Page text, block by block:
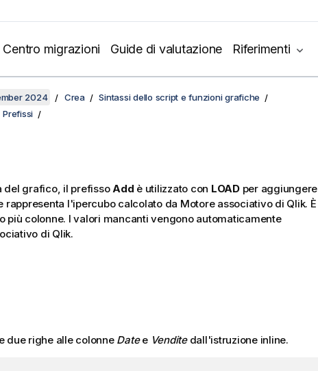
Centro migrazioni Guide di valutazione Riferimenti
2024 Crea
Sintassi dello script e funzioni grafiche
Prefissi
del grafico, il prefissoAdd è utilizzato con LOADper aggiungere
rappresenta l'ipercubo calcolato da Motore associativo di Qlik. È
più colonne. I valori mancanti vengono automaticamente
di Qlik.
due righe alle colonne Datee Venditedall'istruzione inline.